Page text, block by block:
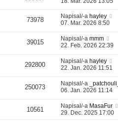
73978 Napisal/-a hayley
07. Mar. 2026 8:50
39015 Napisal/-a mmm
22. Feb. 2026 22:39
292800 Napisal/-a hayley
22. Jan. 2026 11:51
250073 Napisal/-a
_patchouli_
06. Jan. 2026 11:14
10561 Napisal/-a MasaFur
29. Dec. 2025 17:00